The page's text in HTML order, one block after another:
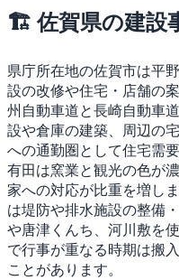
🏗 佐賀県の建設
県庁所在地の佐賀市は平
設の改修や住宅・店舗の
州自動車道と長崎自動車
設や倉庫の建築、周辺の
への通勤圏として住宅需
有田は窯業と観光の色が
家への対応が比重を増し
は堤防や排水施設の整備
や唐津くんち、河川敷を
で行事が重なる時期は搬
ことがあります。